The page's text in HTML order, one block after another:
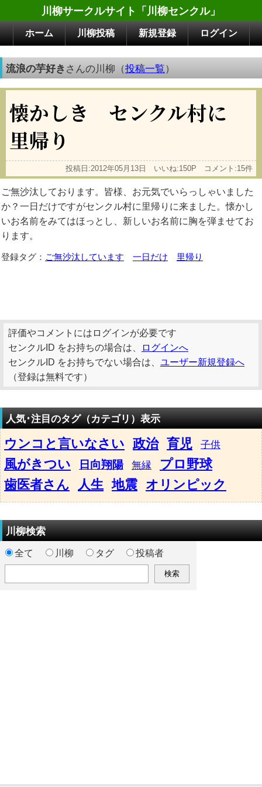
川柳サークルサイト「川柳センクル」
ホーム 川柳投稿 新規登録 ログイン
流浪の芋好き さんの川柳（投稿一覧）
懐かしき センクル村に
里帰り
投稿日:2012年05月13日 いいね:150P コメント:15件
ご無沙汰しております。皆様、お元気でいらっしゃいました
か？一日だけですがセンクル村に里帰りに来ました。懐かし
いお名前をみてはほっとし、新しいお名前に胸を弾ませてお
ります。
登録タグ： ご無沙汰しています 一日だけ 里帰り
評価やコメントにはログインが必要です
センクルID をお持ちの場合は、
ログインへ
センクルID をお持ちでない場合は、 ユーザー新規登録へ
（登録は無料です）
人気･注目のタグ（カテゴリ）表示
ウンコと言いなさい 政治 育児 子供
風がきつい 日向翔陽 無縁
プロ野球
歯医者さん
人生 地震 オリンピック
川柳検索
全て 川柳 タグ 投稿者